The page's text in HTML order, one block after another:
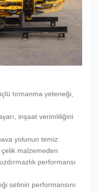
tırmanma yeteneği,
inşaat verimliliğini
yolunun temiz
malzemeden
performansı
setinin performansını